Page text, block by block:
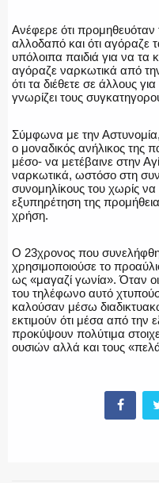
Ανέφερε ότι
αλλοδαπό και ότι αγόραζε
υπόλοιπα παιδιά για να τα
αγόραζε ναρκωτικά από
ότι τα διέθετε σε άλλους
γνωρίζει τους
Σύμφωνα με την
ο μοναδικός ανήλικος της
μέσο- να μετέβαινε στην
ναρκωτικά, ωστόσο στη
συνομηλίκους του χωρίς
εξυπηρέτηση της
χρήση.
Ο 23χρονος που
χρησιμοποιούσε το
ως «μαγαζί γωνία». Όταν
του τηλέφωνο αυτό
καλούσαν μέσω
εκτιμούν ότι μέσα από την
προκύψουν πολύτιμα
ουσιών αλλά και τους